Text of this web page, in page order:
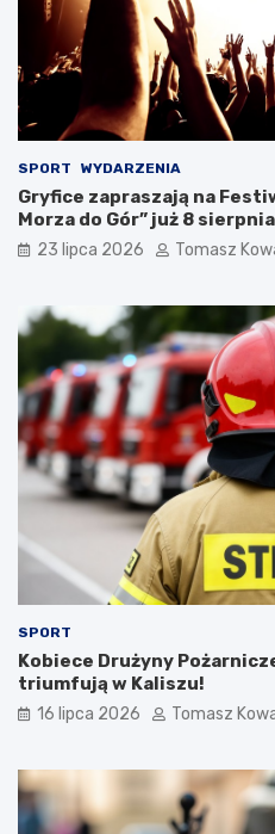
SPORT WYDARZENIA
Gryfice zapraszają na
Morza do Gór” już 8
23 lipca 2026 Tomasz
SPORT
Kobiece Drużyny
triumfują w Kaliszu!
16 lipca 2026 Tomasz